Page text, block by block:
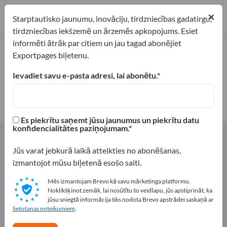
Poliestera plēves – atrodiet
ražotājus un piegādātājus
1
Ražotājs
Exportpages Sastāvdaļas un Daļas
Plastmasas folijas
Poliestera plēves
Reklāmējieties bez maksas
Exportpages!
Pieprasījumi – Piedāvājumi – Lietotas preces – Biznesa
×
Starptautisko jaunumu, inovāciju, tirdzniecības gadatirgu,
tirdzniecības iekšzemē un ārzemēs apkopojums. Esiet
informēti ātrāk par citiem un jau tagad abonējiet
Exportpages biļetenu.
Ievadiet savu e-pasta adresi, lai abonētu.
Es piekrītu saņemt jūsu jaunumus un piekrītu datu
konfidencialitātes paziņojumam.
Jūs varat jebkurā laikā atteikties no abonēšanas,
izmantojot mūsu biļetenā esošo saiti.
Mēs izmantojam Brevo kā savu mārketinga platformu.
Noklikšķinot zemāk, lai nosūtītu šo veidlapu, jūs apstiprināt, ka
jūsu sniegtā informācija tiks nodota Brevo apstrādei saskaņā ar
lietošanas noteikumiem.